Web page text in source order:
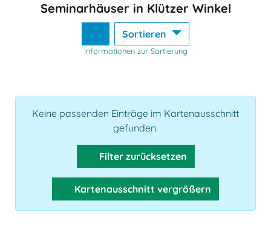
Seminarhäuser in Klützer Winkel
Sortieren
Informationen zur Sortierung
Keine passenden Einträge im Kartenausschnitt
gefunden.
Filter zurücksetzen
Kartenausschnitt vergrößern